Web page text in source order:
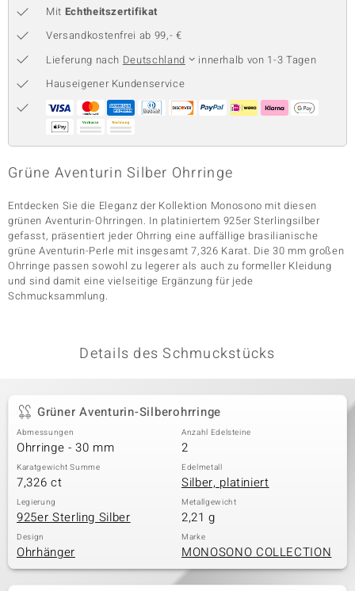
Classics
Mit Echtheitszertifikat
Versandkostenfrei ab 99,- €
Lieferung nach Deutschland
innerhalb von 1-3 Tagen
Hauseigener Kundenservice
Grüne Aventurin Silber Ohrringe
Entdecken Sie die Eleganz der Kollektion Monosono mit diesen
grünen Aventurin-Ohrringen. In platiniertem 925er Sterlingsilber
gefasst, präsentiert jeder Ohrring eine auffällige brasilianische
grüne Aventurin-Perle mit insgesamt 7,326 Karat. Die 30 mm großen
Ohrringe passen sowohl zu legerer als auch zu formeller Kleidung
und sind damit eine vielseitige Ergänzung für jede
Schmucksammlung.
Details des Schmuckstücks
Grüner Aventurin-Silberohrringe
Abmessungen
Ohrringe - 30 mm
Anzahl Edelsteine
2
Karatgewicht Summe
7,326 ct
Edelmetall
Silber, platiniert
Legierung
925er Sterling Silber
Metallgewicht
2,21 g
Design
Ohrhänger
Marke
MONOSONO COLLECTION